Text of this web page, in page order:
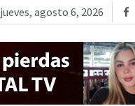
jueves, agosto 6, 2026